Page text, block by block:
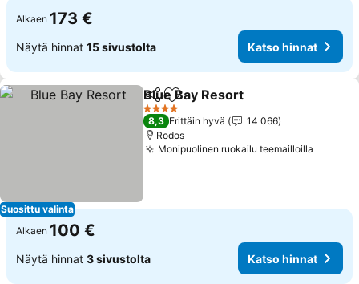
Alkaen 173 €
Näytä hinnat 15 sivustolta Katso hinnat
Suosittu valinta
Jaa Lisää suosikkeihin
Blue Bay Resort
4 Tähtiluokitus
8,3 Erittäin hyvä
14 066
Rodos
Monipuolinen ruokailu teemailloilla
Alkaen 100 €
Näytä hinnat 3 sivustolta Katso hinnat